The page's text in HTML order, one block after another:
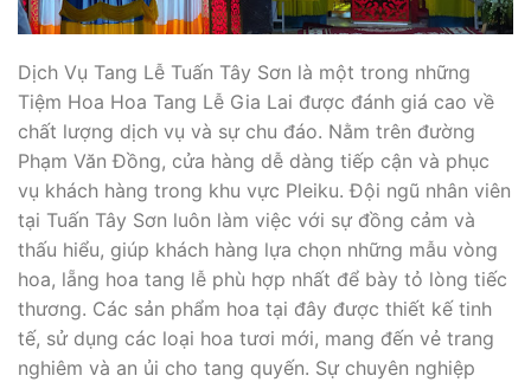
Dịch Vụ Tang Lễ Tuấn Tây Sơn là một trong những
Tiệm Hoa Hoa Tang Lễ Gia Lai được đánh giá cao về
chất lượng dịch vụ và sự chu đáo. Nằm trên đường
Phạm Văn Đồng, cửa hàng dễ dàng tiếp cận và phục
vụ khách hàng trong khu vực Pleiku. Đội ngũ nhân viên
tại Tuấn Tây Sơn luôn làm việc với sự đồng cảm và
thấu hiểu, giúp khách hàng lựa chọn những mẫu vòng
hoa, lẵng hoa tang lễ phù hợp nhất để bày tỏ lòng tiếc
thương. Các sản phẩm hoa tại đây được thiết kế tinh
tế, sử dụng các loại hoa tươi mới, mang đến vẻ trang
nghiêm và an ủi cho tang quyến. Sự chuyên nghiệp